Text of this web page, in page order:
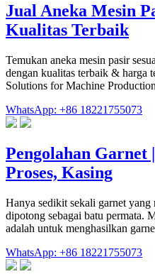
Jual Aneka Mesin
Kualitas Terbaik
Temukan aneka mesin pasir
dengan kualitas terbaik & harga
Solutions for Machine
WhatsApp: +86 18221755073
Pengolahan
Proses, Kasing
Hanya sedikit sekali garnet
dipotong sebagai batu permata.
adalah untuk menghasilkan
WhatsApp: +86 18221755073